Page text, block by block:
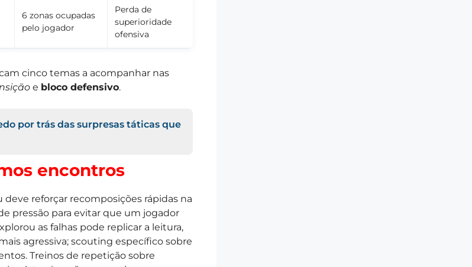
6 zonas ocupadas
pelo jogador
Perda de
superioridade
ofensiva
cinco temas a acompanhar nas
e bloco defensivo.
por trás das surpresas táticas que
encontros
reforçar recomposições rápidas na
pressão para evitar que um jogador
as falhas pode replicar a leitura,
agressiva; scouting específico sobre
Treinos de repetição sobre